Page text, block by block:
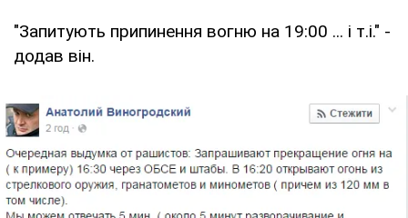
"Запитують припинення вогню на 19:00 ... і т.і." -
додав він.